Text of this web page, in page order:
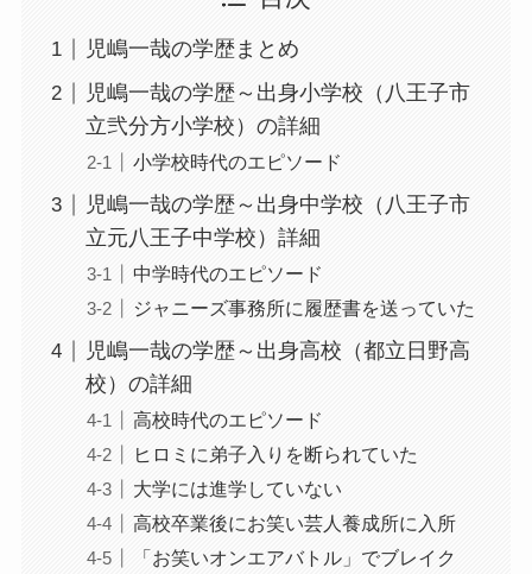
児嶋一哉の学歴まとめ
児嶋一哉の学歴～出身小学校（八王子市
立弐分方小学校）の詳細
小学校時代のエピソード
児嶋一哉の学歴～出身中学校（八王子市
立元八王子中学校）詳細
中学時代のエピソード
ジャニーズ事務所に履歴書を送っていた
児嶋一哉の学歴～出身高校（都立日野高
校）の詳細
高校時代のエピソード
ヒロミに弟子入りを断られていた
大学には進学していない
高校卒業後にお笑い芸人養成所に入所
「お笑いオンエアバトル」でブレイク